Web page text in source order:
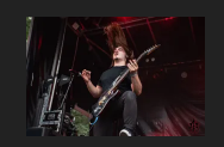
Skip
content